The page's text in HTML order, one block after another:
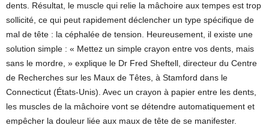
dents. Résultat, le muscle qui relie la mâchoire aux tempes est trop
sollicité, ce qui peut rapidement déclencher un type spécifique de
mal de tête : la céphalée de tension. Heureusement, il existe une
solution simple : « Mettez un simple crayon entre vos dents, mais
sans le mordre, » explique le Dr Fred Sheftell, directeur du Centre
de Recherches sur les Maux de Têtes, à Stamford dans le
Connecticut (États-Unis). Avec un crayon à papier entre les dents,
les muscles de la mâchoire vont se détendre automatiquement et
empêcher la douleur liée aux maux de tête de se manifester.